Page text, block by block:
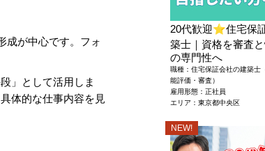
成が中心です。フォ
」として活用しま
体的な仕事内容を見
20代歓迎⭐住宅保
築士｜資格を審査
の専門性へ
職種：住宅保証会社の建築士
能評価・審査）
雇用形態：正社員
エリア：東京都中央区
NEW!